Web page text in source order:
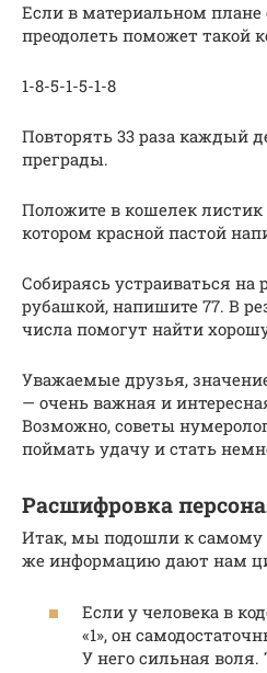
Если в материальном плане
преодолеть поможет такой
1-8-5-1-5-1-8
Повторять 33 раза каждый
преграды.
Положите в кошелек листик
котором красной пастой
Собираясь устраиваться на
рубашкой, напишите 77. В
числа помогут найти
Уважаемые друзья,
— очень важная и
Возможно, советы
поймать удачу и стать
Расшифровка
Итак, мы подошли к
же информацию дают нам
Если у человека в
«1», он
У него сильная воля.